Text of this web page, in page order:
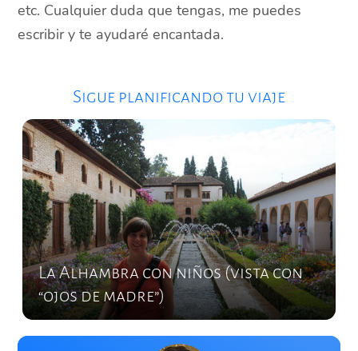
etc. Cualquier duda que tengas, me puedes
escribir y te ayudaré encantada.
Sigue planificando tu viaje
La Alhambra con niños (vista con
“ojos de madre”)